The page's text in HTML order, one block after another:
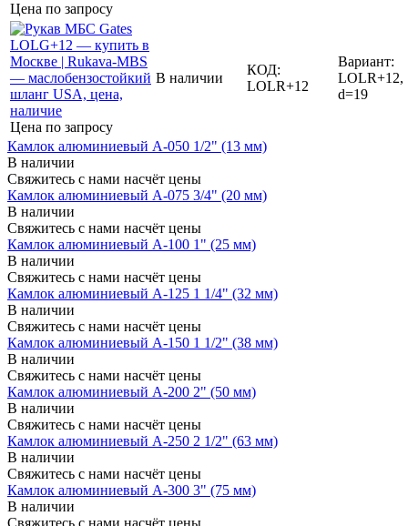
Цена по запросу
Цена по запросу
В наличии
КОД:
LOLR+12
Вариант:
LOLR+12,
d=19
Камлок алюминиевый A-050 1/2" (13 мм)
В наличии
Свяжитесь с нами насчёт цены
Камлок алюминиевый A-075 3/4" (20 мм)
В наличии
Свяжитесь с нами насчёт цены
Камлок алюминиевый A-100 1" (25 мм)
В наличии
Свяжитесь с нами насчёт цены
Камлок алюминиевый A-125 1 1/4" (32 мм)
В наличии
Свяжитесь с нами насчёт цены
Камлок алюминиевый A-150 1 1/2" (38 мм)
В наличии
Свяжитесь с нами насчёт цены
Камлок алюминиевый A-200 2" (50 мм)
В наличии
Свяжитесь с нами насчёт цены
Камлок алюминиевый A-250 2 1/2" (63 мм)
В наличии
Свяжитесь с нами насчёт цены
Камлок алюминиевый A-300 3" (75 мм)
В наличии